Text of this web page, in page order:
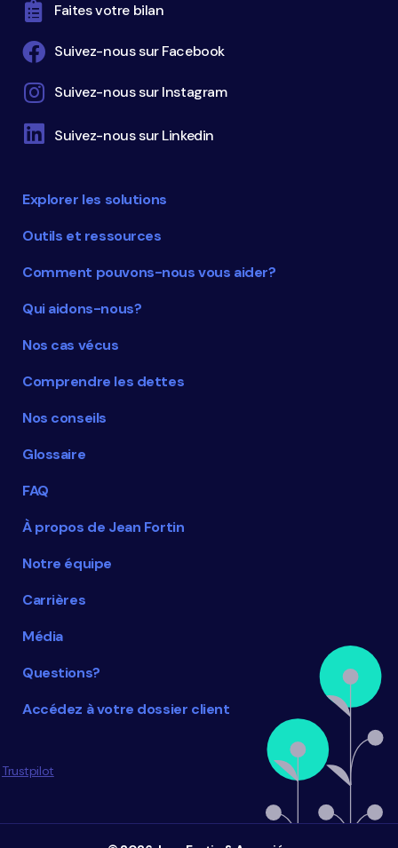
Explorer les solutions
Outils et ressources
Comment pouvons-nous vous aider?
Qui aidons-nous?
Nos cas vécus
Comprendre les dettes
Nos conseils
Glossaire
FAQ
À propos de Jean Fortin
Notre équipe
Carrières
Média
Questions?
Accédez à votre dossier client
Trustpilot
Faites votre bilan
Suivez-nous sur Facebook
Suivez-nous sur Instagram
Suivez-nous sur Linkedin